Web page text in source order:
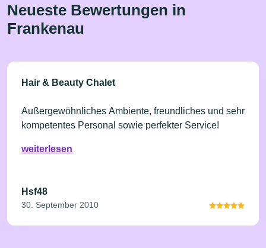
Neueste Bewertungen in
Frankenau
Hair & Beauty Chalet
Außergewöhnliches Ambiente, freundliches und sehr
kompetentes Personal sowie perfekter Service!
weiterlesen
Hsf48
30. September 2010